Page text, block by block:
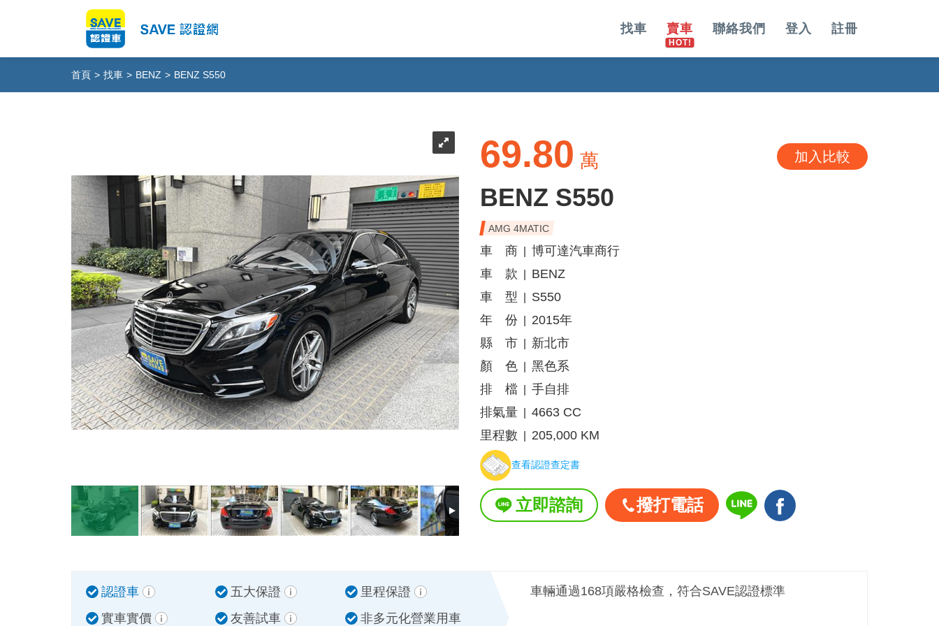
找車 賣車 聯絡我們 登入 註冊
首頁 > 找車 > BENZ > BENZ S550
69.80 萬 加入比較
BENZ S550
AMG 4MATIC
車 商
博可達汽車商行
車 款
BENZ
車 型
S550
年 份
2015年
縣 市
新北市
顏 色
黑色系
排 檔
手自排
排氣量
4663 CC
里程數
205,000 KM
查看認證查定書
立即諮詢 撥打電話
認證車 五大保證
里程保證
實車實價
友善試車 非多元化營業用車
車輛通過168項嚴格檢查，符合SAVE認證標準